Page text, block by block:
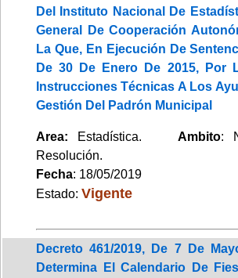
Del Instituto Nacional De
General De Cooperación
La Que, En Ejecución De
De 30 De Enero De 2015, Por
Instrucciones Técnicas A Los
Gestión Del Padrón Municipal
Area: Estadística.Ambito:
Resolución.
Fecha: 18/05/2019
Estado: Vigente
Decreto 461/2019, De 7 De
Determina El Calendario De